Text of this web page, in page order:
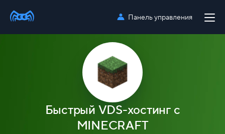
Панель управления
Быстрый VDS-хостинг с
MINECRAFT